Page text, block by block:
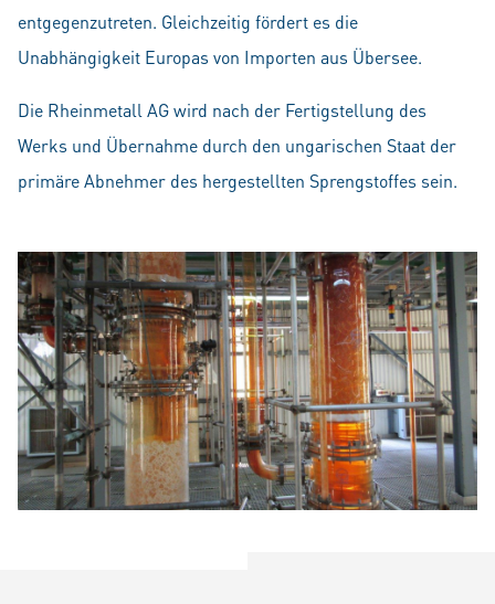
entgegenzutreten. Gleichzeitig fördert es die
Unabhängigkeit Europas von Importen aus Übersee.
Die Rheinmetall AG wird nach der Fertigstellung des
Werks und Übernahme durch den ungarischen Staat der
primäre Abnehmer des hergestellten Sprengstoffes sein.